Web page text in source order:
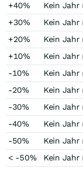
+40%
Kein
+30%
Kein
+20%
Kein
+10%
Kein
-10%
Kein
-20%
Kein
-30%
Kein
-40%
Kein
-50%
Kein
< -50%
Kein